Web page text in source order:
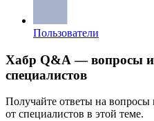
Пользователи
Хабр Q&A — вопросы и
специалистов
Получайте ответы на
от специалистов в этой теме.